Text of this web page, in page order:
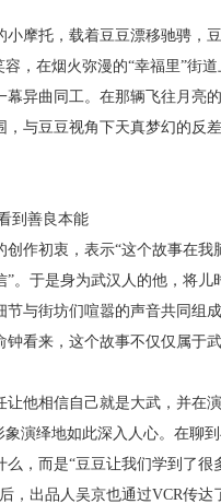
摩托，载着豆豆漂移驰骋，
容，在烟火弥漫的“幸福里”街
异曲同工。在那辆飞往月亮
与豆豆视角下天真梦幻的反
到善良本能
创作初衷，表示“这个故事在我
。于是身为武汉人的他，将儿
与街坊们喧嚣的声音共同组
看来，这个故事不仅仅属于
他相信自己就是大武，并在
象演绎地如此深入人心。在聊
，而是“豆豆让我们学到了
，出品人吴京也通过VCR传达